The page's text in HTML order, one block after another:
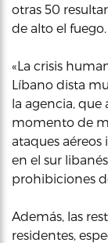
otras 50
de alto el fuego.
«La crisis
Líbano dista
la agencia, que
momento de
ataques aéreos
en el sur
prohibiciones
Además, las
residentes,